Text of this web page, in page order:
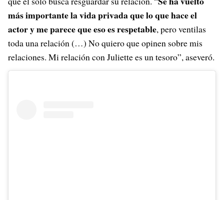
más importante la vida privada que lo que hace el
actor y me parece que eso es respetable, pero ventilas
toda una relación (…) No quiero que opinen sobre mis
relaciones. Mi relación con Juliette es un tesoro”, aseveró.